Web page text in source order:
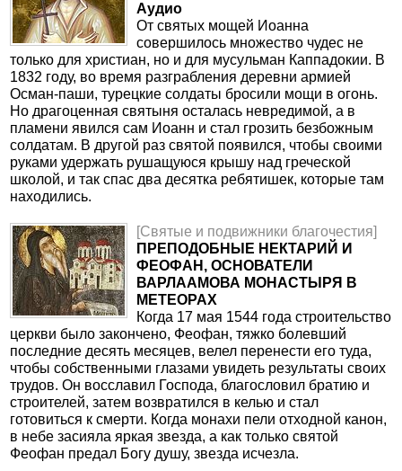
Аудио
От святых мощей Иоанна
совершилось множество чудес не
только для христиан, но и для мусульман Каппадокии. В
1832 году, во время разграбления деревни армией
Осман-паши, турецкие солдаты бросили мощи в огонь.
Но драгоценная святыня осталась невредимой, а в
пламени явился сам Иоанн и стал грозить безбожным
солдатам. В другой раз святой появился, чтобы своими
руками удержать рушащуюся крышу над греческой
школой, и так спас два десятка ребятишек, которые там
находились.
[Святые и подвижники благочестия]
ПРЕПОДОБНЫЕ НЕКТАРИЙ И
ФЕОФАН, ОСНОВАТЕЛИ
ВАРЛААМОВА МОНАСТЫРЯ В
МЕТЕОРАХ
Когда 17 мая 1544 года строительство
церкви было закончено, Феофан, тяжко болевший
последние десять месяцев, велел перенести его туда,
чтобы собственными глазами увидеть результаты своих
трудов. Он восславил Господа, благословил братию и
строителей, затем возвратился в келью и стал
готовиться к смерти. Когда монахи пели отходной канон,
в небе засияла яркая звезда, а как только святой
Феофан предал Богу душу, звезда исчезла.